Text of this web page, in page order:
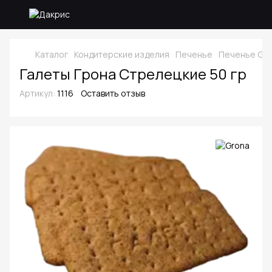
Каталог Кондитерские изделия Печенье Печенье
Галеты Грона Стрелецкие 50 гр
Артикул: 1116 Оставить отзыв